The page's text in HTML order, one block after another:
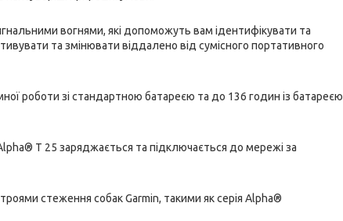
вогнями, які допоможуть вам ідентифікувати та
та змінювати віддалено від сумісного портативного
роботи зі стандартною батареєю та до 136 годин із батареєю
T 25 заряджається та підключається до мережі за
стеження собак Garmin, такими як серія Alpha®